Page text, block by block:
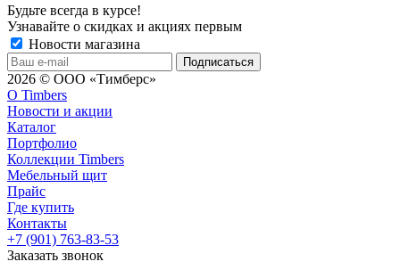
Будьте всегда в курсе!
Узнавайте о скидках и акциях первым
Новости магазина
2026 © ООО «Тимберс»
О Timbers
Новости и акции
Каталог
Портфолио
Коллекции Timbers
Мебельный щит
Прайс
Где купить
Контакты
+7 (901) 763-83-53
Заказать звонок